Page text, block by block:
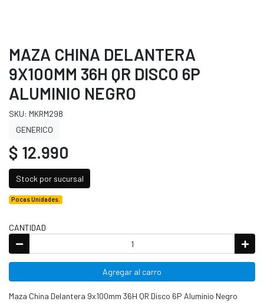
MAZA CHINA DELANTERA
9X100MM 36H QR DISCO 6P
ALUMINIO NEGRO
SKU: MKRM298
GENERICO
$ 12.990
Stock por sucursal
Pocas Unidades.
CANTIDAD
Agregar al carro
Maza China Delantera 9x100mm 36H QR Disco 6P Aluminio Negro